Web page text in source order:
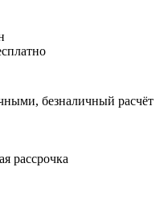
безналичный расчёт
рассрочка